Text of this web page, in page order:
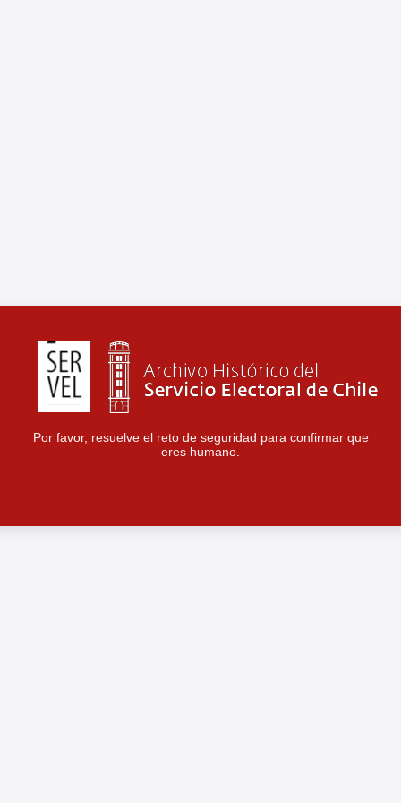
Por favor, resuelve el reto de seguridad para confirmar que
eres humano.